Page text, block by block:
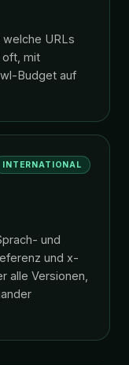
URLs
oft, mit
Budget auf
INTERNATIONAL
und
und x-
alle Versionen,